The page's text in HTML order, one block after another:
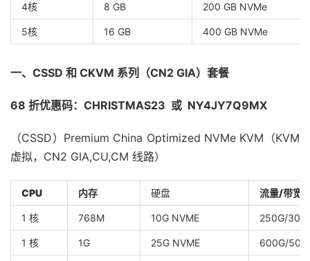
4核 8 GB 200 GB NVMe
5核 16 GB 400 GB NVMe
一、CSSD 和 CKVM 系列（CN2 GIA）套餐
68 折优惠码：CHRISTMAS23 或 NY4JY7Q9MX
（CSSD）Premium China Optimized NVMe KVM（KVM
虚拟，CN2 GIA,CU,CM 线路）
CPU 内存 硬盘 流量/带宽
1 核 768M 10G NVME 250G/
1 核 1G 25G NVME 600G/